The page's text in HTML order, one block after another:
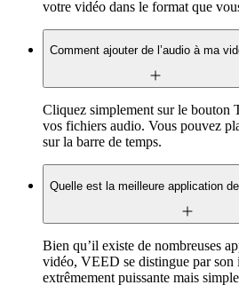
votre vidéo dans le format que
Comment ajouter de l’audio à ma
Cliquez simplement sur le bouton
vos fichiers audio. Vous pouvez
sur la barre de temps.
Quelle est la meilleure application
Bien qu’il existe de nombreuses
vidéo, VEED se distingue par son
extrêmement puissante mais